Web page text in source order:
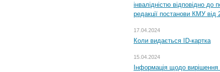
інвалідністю відповідно
редакції постанови КМУ
17.04.2024
Коли видається ID-картка
15.04.2024
Інформація щодо